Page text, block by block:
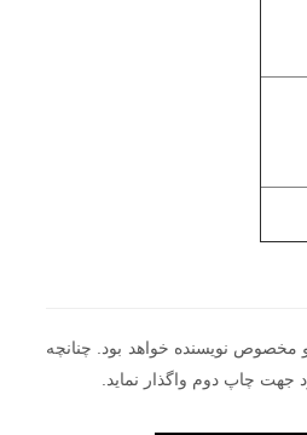
مخصوص نویسنده خواهد بود. چنانچه
جهت چاپ دوم واگذار نماید.